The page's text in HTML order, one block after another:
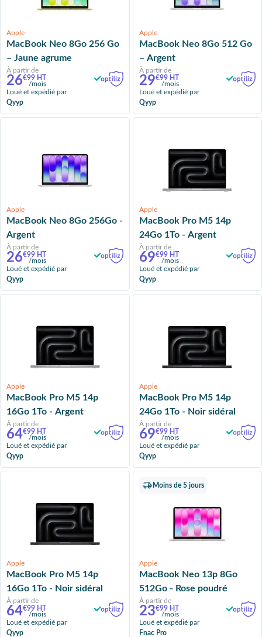
Apple
MacBook Neo 8Go 256 Go
– Jaune agrume
À partir de
26€99 HT
/mois
Loué et expédié par
Qyyp
Apple
MacBook Neo 8Go 512 Go
– Argent
À partir de
29€99 HT
/mois
Loué et expédié par
Qyyp
Apple
MacBook Neo 8Go 256Go -
Argent
À partir de
26€99 HT
/mois
Loué et expédié par
Qyyp
Apple
MacBook Pro M5 14p
24Go 1To - Argent
À partir de
69€99 HT
/mois
Loué et expédié par
Qyyp
Apple
MacBook Pro M5 14p
16Go 1To - Argent
À partir de
64€99 HT
/mois
Loué et expédié par
Qyyp
Apple
MacBook Pro M5 14p
24Go 1To - Noir sidéral
À partir de
69€99 HT
/mois
Loué et expédié par
Qyyp
Apple
MacBook Pro M5 14p
16Go 1To - Noir sidéral
À partir de
64€99 HT
/mois
Loué et expédié par
Qyyp
Moins de 5 jours
Apple
MacBook Neo 13p 8Go
512Go - Rose poudré
À partir de
23€99 HT
/mois
Loué et expédié par
Fnac Pro